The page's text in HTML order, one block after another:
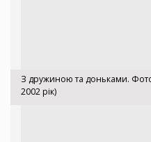
З дружиною та доньками.
2002 рік)